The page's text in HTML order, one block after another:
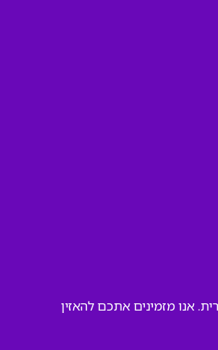
אנו מזמינים אתכם להאזין